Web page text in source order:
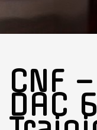
CNF
DAC